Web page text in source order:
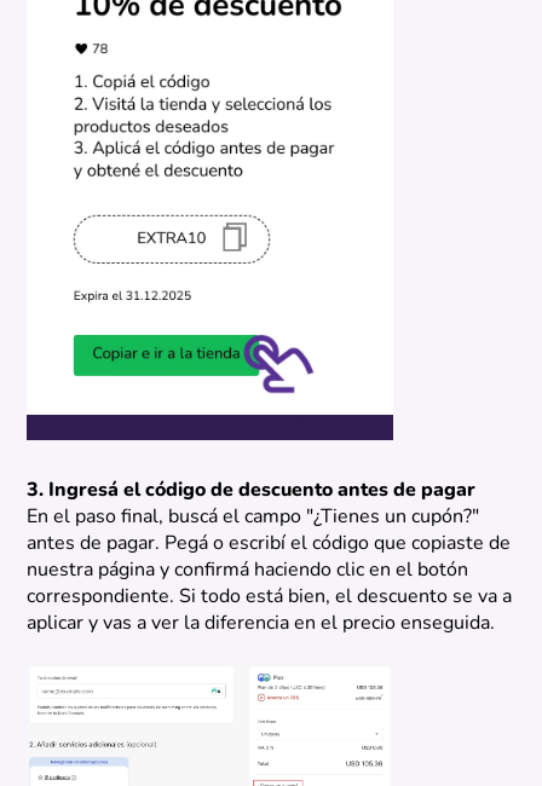
3. Ingresá el código de descuento antes de pagar
En el paso final, buscá el campo "¿Tienes un cupón?"
antes de pagar. Pegá o escribí el código que copiaste de
nuestra página y confirmá haciendo clic en el botón
correspondiente. Si todo está bien, el descuento se va a
aplicar y vas a ver la diferencia en el precio enseguida.